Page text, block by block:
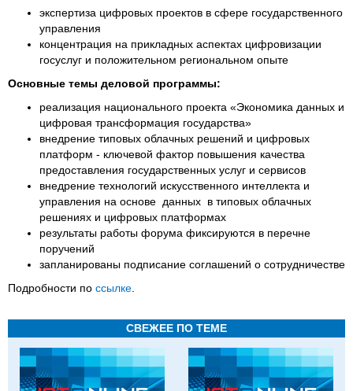
экспертиза цифровых проектов в сфере государственного
управления
концентрация на прикладных аспектах цифровизации
госуслуг и положительном региональном опыте
Основные темы деловой программы:
реализация национального проекта «Экономика данных и
цифровая трансформация государства»
внедрение типовых облачных решений и цифровых
платформ - ключевой фактор повышения качества
предоставления государственных услуг и сервисов
внедрение технологий искусственного интеллекта и
управления на основе данных в типовых облачных
решениях и цифровых платформах
результаты работы форума фиксируются в перечне
поручений
запланированы подписание соглашений о сотрудничестве
Подробности по ссылке
СВЕЖЕЕ ПО ТЕМЕ